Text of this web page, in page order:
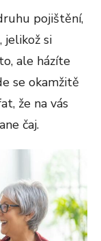
pojištění,
jelikož si
ale házíte
se okamžitě
že na vás
čaj.